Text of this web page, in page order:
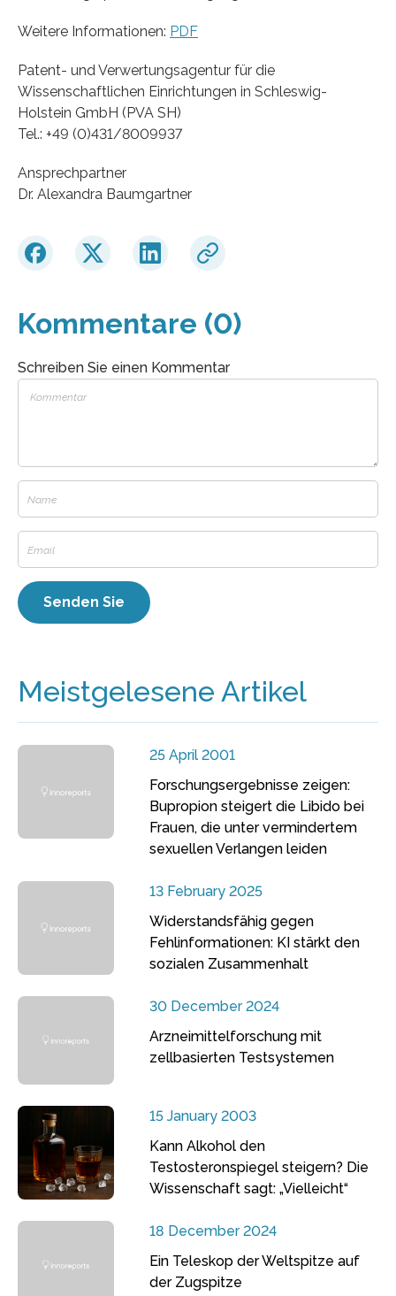
Weitere Informationen: PDF
Patent- und Verwertungsagentur für die
Wissenschaftlichen Einrichtungen in Schleswig-
Holstein GmbH (PVA SH)
Tel.: +49 (0)431/8009937
Ansprechpartner
Dr. Alexandra Baumgartner
Kommentare (0)
Schreiben Sie einen Kommentar
Meistgelesene Artikel
25 April 2001
Forschungsergebnisse zeigen:
Bupropion steigert die Libido bei
Frauen, die unter vermindertem
sexuellen Verlangen leiden
13 February 2025
Widerstandsfähig gegen
Fehlinformationen: KI stärkt den
sozialen Zusammenhalt
30 December 2024
Arzneimittelforschung mit
zellbasierten Testsystemen
15 January 2003
Kann Alkohol den
Testosteronspiegel steigern? Die
Wissenschaft sagt: „Vielleicht“
18 December 2024
Ein Teleskop der Weltspitze auf
der Zugspitze